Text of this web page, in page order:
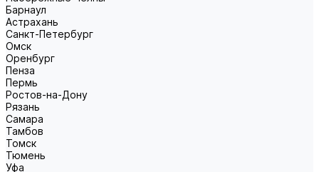
Барнаул
Астрахань
Санкт-Петербург
Омск
Оренбург
Пенза
Пермь
Ростов-на-Дону
Рязань
Самара
Тамбов
Томск
Тюмень
Уфа